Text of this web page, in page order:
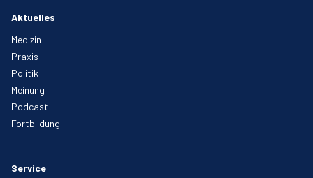
Aktuelles
Medizin
Praxis
Politik
Meinung
Podcast
Fortbildung
Service